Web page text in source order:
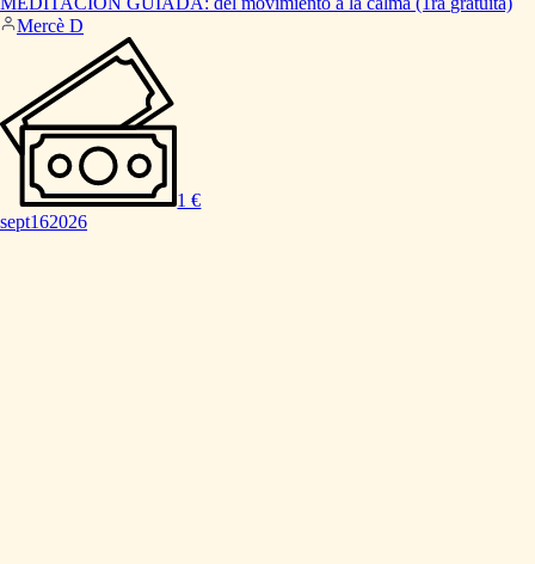
Mercè D
1 €
sept162026